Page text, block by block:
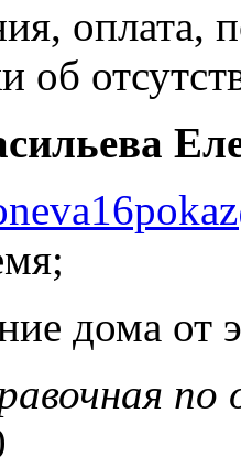
оплата,
об
дома от